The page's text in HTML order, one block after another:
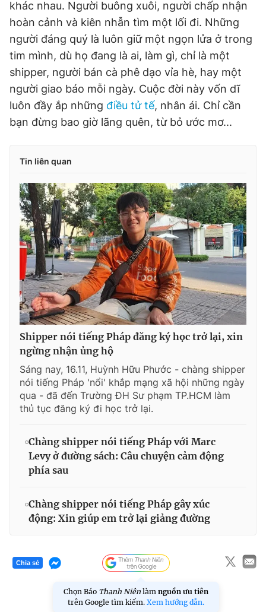
khác nhau. Người buông xuôi, người chấp nhận
hoàn cảnh và kiên nhẫn tìm một lối đi. Những
người đáng quý là luôn giữ một ngọn lửa ở trong
tim mình, dù họ đang là ai, làm gì, chỉ là một
shipper, người bán cà phê dạo vỉa hè, hay một
người giao báo mỗi ngày. Cuộc đời này vốn dĩ
luôn đầy ắp những điều tử tế, nhân ái. Chỉ cần
bạn đừng bao giờ lãng quên, từ bỏ ước mơ...
Tin liên quan
Shipper nói tiếng Pháp đăng ký học trở lại, xin
ngừng nhận ủng hộ
Sáng nay, 16.11, Huỳnh Hữu Phước - chàng shipper
nói tiếng Pháp 'nổi' khắp mạng xã hội những ngày
qua - đã đến Trường ĐH Sư phạm TP.HCM làm
thủ tục đăng ký đi học trở lại.
Chàng shipper nói tiếng Pháp với Marc
Levy ở đường sách: Câu chuyện cảm động
phía sau
Chàng shipper nói tiếng Pháp gây xúc
động: Xin giúp em trở lại giảng đường
Chia sẻ
Chọn Báo Thanh Niên làm nguồn ưu tiên
trên Google tìm kiếm. Xem hướng dẫn.